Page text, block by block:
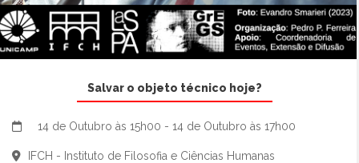
Salvar o objeto técnico hoje?
14 de Outubro às 15h00 - 14 de Outubro às 17h00
IFCH - Instituto de Filosofia e Ciências Humanas